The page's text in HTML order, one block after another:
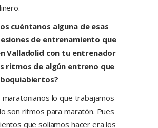
cuéntanos alguna de esas
de entrenamiento que
Valladolid con tu entrenador
ritmos de algún entreno que
maratonianos lo que trabajamos
son ritmos para maratón. Pues
que solíamos hacer era los